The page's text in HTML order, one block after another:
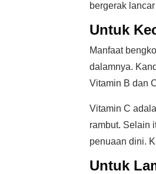
bergerak
Untuk
Manfaat
dalamnya.
Vitamin B dan
Vitamin C
rambut. Selain
penuaan dini.
Untuk